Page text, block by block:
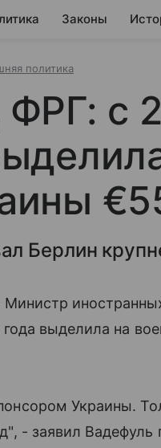
Законы
политика
с
Берлин
года выделила на
Украины.
- заявил Вадефуль